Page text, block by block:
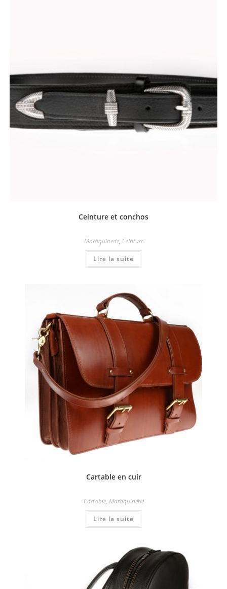
Ceinture et conchos
Maroquinerie, Ceinture
Lire la suite
Cartable en cuir
Cartable, Maroquinerie
Lire la suite